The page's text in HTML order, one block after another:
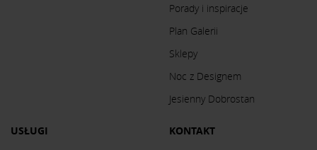
Porady i inspiracje
Plan Galerii
Sklepy
Noc z Designem
Jesienny Dobrostan
USŁUGI KONTAKT